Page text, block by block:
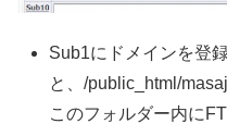
Sub1にドメインを登
と、/public_html/
このフォルダー内に